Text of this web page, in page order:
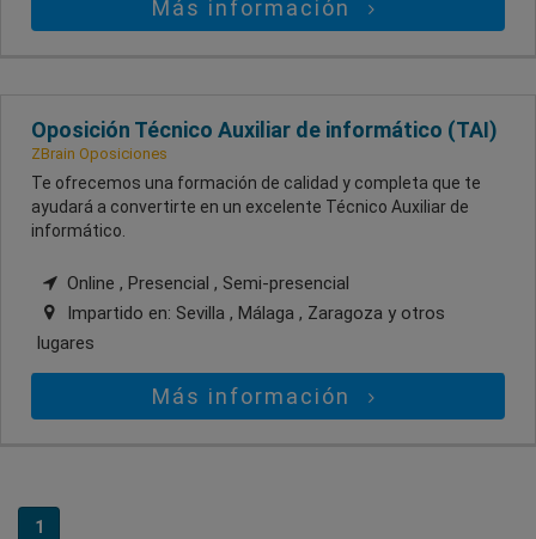
Más información
Oposición Técnico Auxiliar de informático (TAI)
ZBrain Oposiciones
Te ofrecemos una formación de calidad y completa que te
ayudará a convertirte en un excelente Técnico Auxiliar de
informático.
Online , Presencial , Semi-presencial
Impartido en: Sevilla , Málaga , Zaragoza y otros
lugares
Más información
1